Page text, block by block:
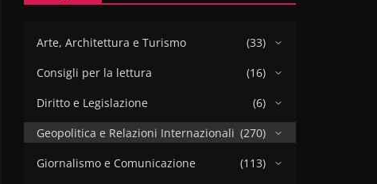
Arte, Architettura e Turismo
(33)
Consigli per la lettura
(16)
Diritto e Legislazione
(6)
Geopolitica e Relazioni Internazionali (270)
Giornalismo e Comunicazione
(113)